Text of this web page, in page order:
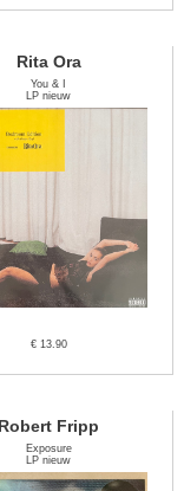
Rita Ora
You & I
LP nieuw
€ 13.90
Robert Fripp
Exposure
LP nieuw